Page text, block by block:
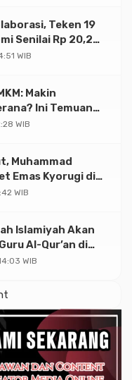
Teken 19
Senilai Rp 20,2
WIB
Makin
Ini Temuan
WIB
Muhammad
Emas Kyorugi di
Open
WIB
Islamiyah Akan
Al-Qur’an di
WIB